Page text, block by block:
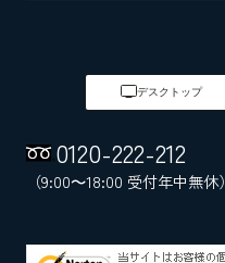
デスクトップ
0120-222-212
（9:00～18:00 受付年中無休）